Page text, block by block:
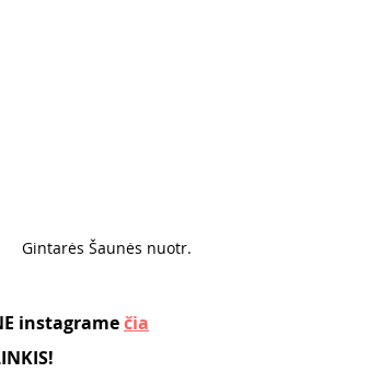
Gintarės Šaunės nuotr.
instagrame čia